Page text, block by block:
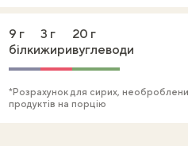
9 г
білки
3 г
жири
20 г
вуглеводи
*Розрахунок для сирих,
продуктів на порцію